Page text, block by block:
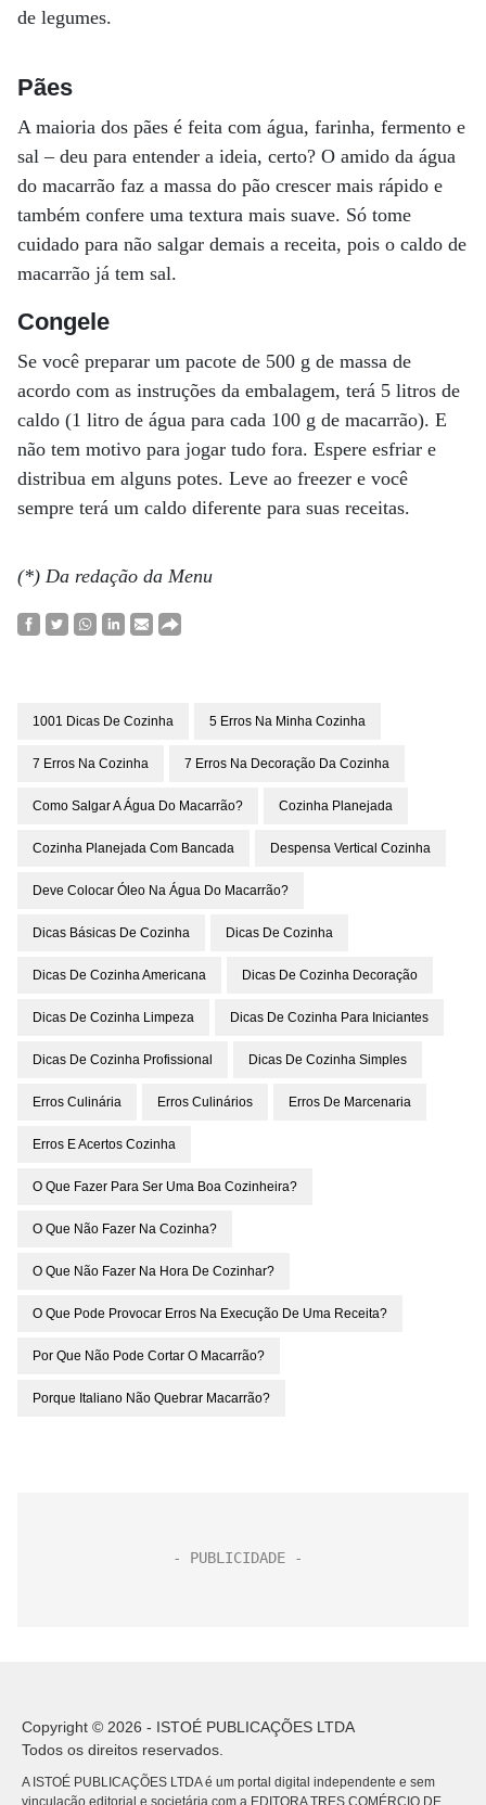
de legumes.
Pães
A maioria dos pães é feita com água, farinha, fermento e
sal – deu para entender a ideia, certo? O amido da água
do macarrão faz a massa do pão crescer mais rápido e
também confere uma textura mais suave. Só tome
cuidado para não salgar demais a receita, pois o caldo de
macarrão já tem sal.
Congele
Se você preparar um pacote de 500 g de massa de
acordo com as instruções da embalagem, terá 5 litros de
caldo (1 litro de água para cada 100 g de macarrão). E
não tem motivo para jogar tudo fora. Espere esfriar e
distribua em alguns potes. Leve ao freezer e você
sempre terá um caldo diferente para suas receitas.
(*) Da redação da Menu
1001 Dicas De Cozinha 5 Erros Na Minha Cozinha
7 Erros Na Cozinha 7 Erros Na Decoração Da Cozinha
Como Salgar A Água Do Macarrão? Cozinha Planejada
Cozinha Planejada Com Bancada Despensa Vertical Cozinha
Deve Colocar Óleo Na Água Do Macarrão?
Dicas Básicas De Cozinha Dicas De Cozinha
Dicas De Cozinha Americana Dicas De Cozinha Decoração
Dicas De Cozinha Limpeza Dicas De Cozinha Para Iniciantes
Dicas De Cozinha Profissional Dicas De Cozinha Simples
Erros Culinária Erros Culinários Erros De Marcenaria
Erros E Acertos Cozinha
O Que Fazer Para Ser Uma Boa Cozinheira?
O Que Não Fazer Na Cozinha?
O Que Não Fazer Na Hora De Cozinhar?
O Que Pode Provocar Erros Na Execução De Uma Receita?
Por Que Não Pode Cortar O Macarrão?
Porque Italiano Não Quebrar Macarrão?
Copyright © 2026 - ISTOÉ PUBLICAÇÕES LTDA
Todos os direitos reservados.
A ISTOÉ PUBLICAÇÕES LTDA é um portal digital independente e sem
vinculação editorial e societária com a EDITORA TRES COMÉRCIO DE